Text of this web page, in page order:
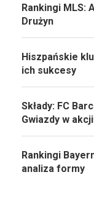
Rankingi MLS:
Drużyn
Hiszpańskie
ich sukcesy
Składy: FC
Gwiazdy w
Rankingi
analiza formy